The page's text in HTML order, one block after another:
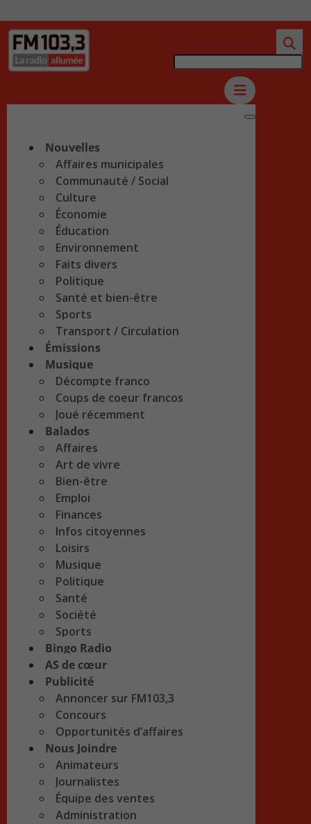
Nouvelles
Affaires municipales
Communauté / Social
Culture
Économie
Éducation
Environnement
Faits divers
Politique
Santé et bien-être
Sports
Transport / Circulation
Émissions
Musique
Décompte franco
Coups de coeur francos
Joué récemment
Balados
Affaires
Art de vivre
Bien-être
Emploi
Finances
Infos citoyennes
Loisirs
Musique
Politique
Santé
Société
Sports
Bingo Radio
AS de cœur
Publicité
Annoncer sur FM103,3
Concours
Opportunités d’affaires
Nous Joindre
Animateurs
Journalistes
Équipe des ventes
Administration